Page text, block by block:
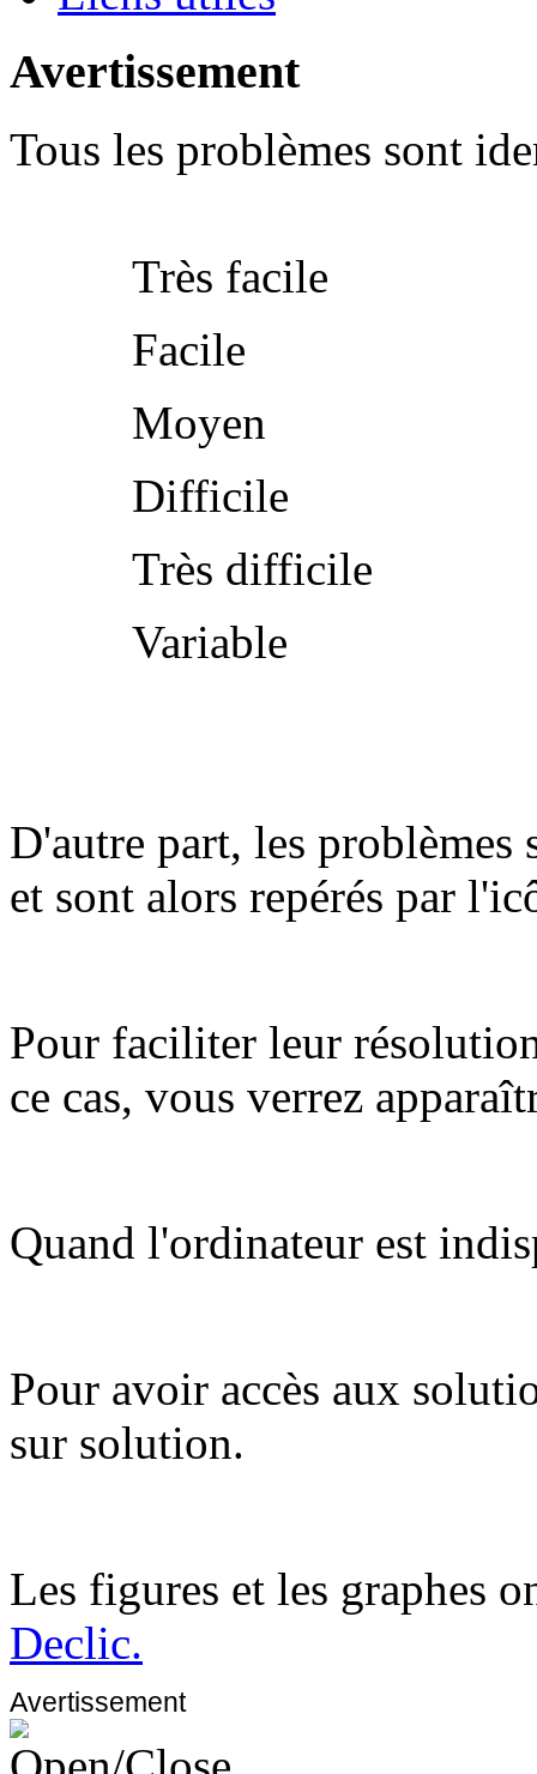
Avertissement
Tous les problèmes sont
Très facile
Facile
Moyen
Difficile
Très difficile
Variable
D'autre part, les problèmes
et sont alors repérés par
Pour faciliter leur
ce cas, vous verrez
Quand l'ordinateur est
Pour avoir accès aux
sur solution.
Les figures et les graphes
Declic.
Avertissement